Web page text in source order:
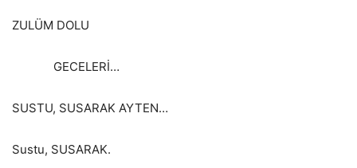
ZULÜM DOLU
GECELERİ…
SUSTU, SUSARAK AYTEN…
Sustu, SUSARAK.